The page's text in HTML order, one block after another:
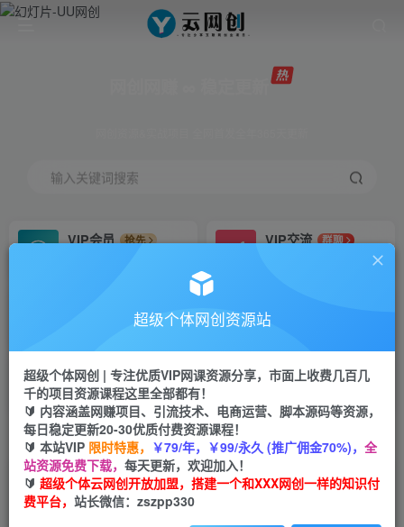
输入关键词搜索
VIP会员
抢先
VIP交流
群聊
研究探讨更多创业项目路子。
会员专属推广链接
招募站长
挂机
项目
脚本卡密
APP下载
GO
首页 创业课程 会员免费 正文
老甲优化狮新版千川投流速成提优课，底层框架策
略实战讲解，认知加实操为一体！
超级个体网创资源站
超级个体网创 | 专注优质VIP网课资源分享，市面上收费几百几
千的项目资源课程这里全部都有！
🔰 内容涵盖网赚项目、引流技术、电商运营、脚本源码等资源，
每日稳定更新20-30优质付费资源课程！
🔰 本站VIP 限时特惠， ￥79/年，￥99/永久 (推广佣金70%)， 全
站资源免费下载， 每天更新，欢迎加入！
🔰 超级个体云网创开放加盟，搭建一个和XXX网创一样的知识付
费平台， 站长微信：zszpp330